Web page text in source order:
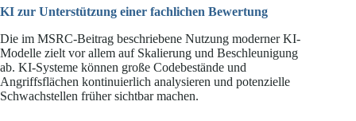
KI zur Unterstützung einer fachlichen Bewertung
Die im MSRC-Beitrag beschriebene Nutzung moderner KI-
Modelle zielt vor allem auf Skalierung und Beschleunigung
ab. KI-Systeme können große Codebestände und
Angriffsflächen kontinuierlich analysieren und potenzielle
Schwachstellen früher sichtbar machen.